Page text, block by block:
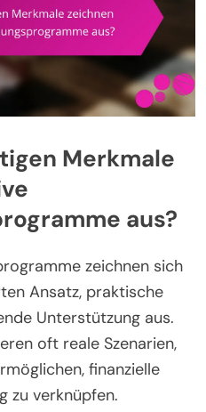
Merkmale
aus?
zeichnen sich
Ansatz, praktische
Unterstützung aus.
oft reale Szenarien,
finanzielle
zu verknüpfen.